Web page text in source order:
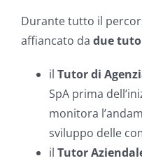
Durante tutto il
affiancato da due
il Tutor di
SpA prima
monitora
sviluppo delle
il Tutor